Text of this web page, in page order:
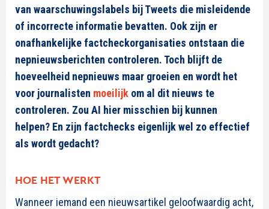
van waarschuwingslabels bij Tweets die misleidende
of incorrecte informatie bevatten. Ook zijn er
onafhankelijke factcheckorganisaties ontstaan die
nepnieuwsberichten controleren. Toch blijft de
hoeveelheid nepnieuws maar groeien en wordt het
voor journalisten moeilijk om al dit nieuws te
controleren. Zou AI hier misschien bij kunnen
helpen? En zijn factchecks eigenlijk wel zo effectief
als wordt gedacht?
HOE HET WERKT
Wanneer iemand een nieuwsartikel geloofwaardig acht,